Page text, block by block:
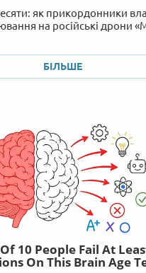
як прикордонники
на російські дрони
БІЛЬШЕ
10 People Fail At
On This Brain Age